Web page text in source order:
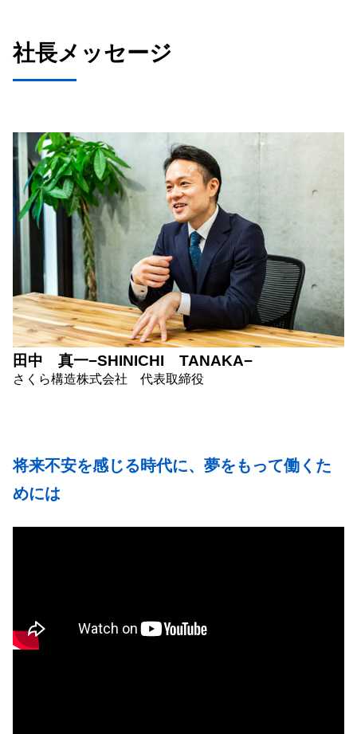
社長メッセージ
田中 真一−SHINICHI TANAKA−
さくら構造株式会社 代表取締役
将来不安を感じる時代に、夢をもって働くた
めには